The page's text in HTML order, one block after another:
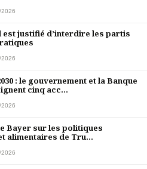
est justifié d’interdire les partis
: le gouvernement et la Banque
cinq acc...
Bayer sur les politiques
alimentaires de Tru...